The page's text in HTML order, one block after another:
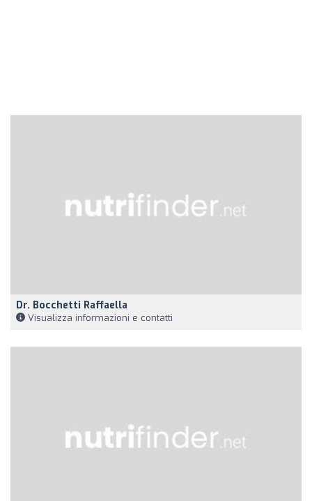
Dr. Bocchetti Raffaella
Visualizza informazioni e contatti